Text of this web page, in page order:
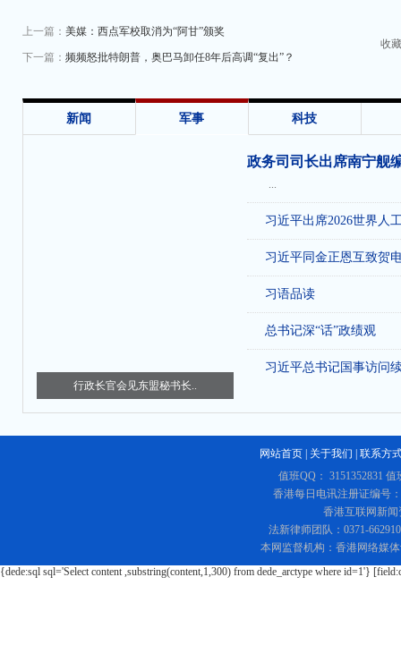
上一篇： 美媒：西点军校取消为“阿甘”颁奖
下一篇： 频频怒批特朗普，奥巴马卸任8年后高调“复出”？
收
新闻 军事 科技
行政长官会见东盟秘书长..
政务司司长出席南宁舰
...
习近平出席2026世界人
习近平同金正恩互致贺
习语品读
总书记深“话”政绩观
习近平总书记国事访问
网站首页 关于我们
联系方
值班QQ： 3151352831
香港每日电讯注册证编号
香港互联网新闻
法新律师团队：0371-
本网监督机构：香港网络媒
{dede:sql sql='Select content ,substring(content,1,300) from dede_arctype where id=1'}